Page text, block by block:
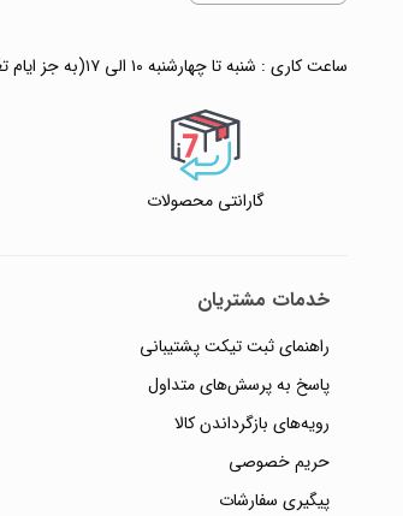
ساعت کاری : شنبه تا چهارشنبه ۱۰ الی ۱۷(به جز ایام تعطیل)
گارانتی محصولات
خدمات مشتریان
راهنمای ثبت تیکت پشتیبانی
پاسخ به پرسش‌های متداول
رویه‌های بازگرداندن کالا
حریم خصوصی
پیگیری سفارشات